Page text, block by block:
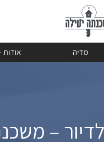
מדיה אודות
–